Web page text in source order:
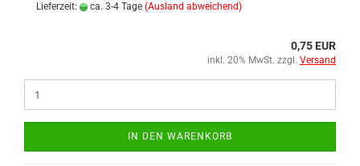
Lieferzeit: ca. 3-4 Tage (Ausland abweichend)
0,75 EUR
inkl. 20% MwSt. zzgl. Versand
IN DEN WARENKORB